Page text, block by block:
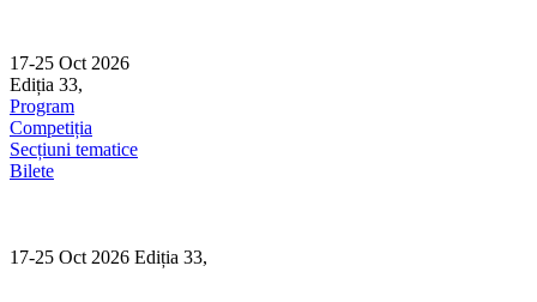
content
17-25 Oct 2026
Ediția 33,
Program
Competiția
Secțiuni tematice
Bilete
17-25 Oct 2026 Ediția 33,